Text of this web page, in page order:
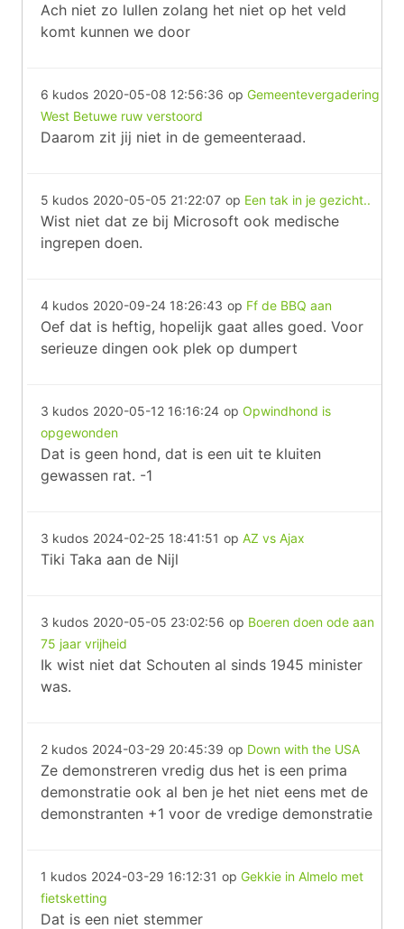
Ach niet zo lullen zolang het niet op het veld
komt kunnen we door
6 kudos 2020-05-08 12:56:36 op Gemeentevergadering
West Betuwe ruw verstoord
Daarom zit jij niet in de gemeenteraad.
5 kudos 2020-05-05 21:22:07 op Een tak in je gezicht..
Wist niet dat ze bij Microsoft ook medische
ingrepen doen.
4 kudos 2020-09-24 18:26:43 op Ff de BBQ aan
Oef dat is heftig, hopelijk gaat alles goed. Voor
serieuze dingen ook plek op dumpert
3 kudos 2020-05-12 16:16:24 op Opwindhond is
opgewonden
Dat is geen hond, dat is een uit te kluiten
gewassen rat. -1
3 kudos 2024-02-25 18:41:51 op AZ vs Ajax
Tiki Taka aan de Nijl
3 kudos 2020-05-05 23:02:56 op Boeren doen ode aan
75 jaar vrijheid
Ik wist niet dat Schouten al sinds 1945 minister
was.
2 kudos 2024-03-29 20:45:39 op Down with the USA
Ze demonstreren vredig dus het is een prima
demonstratie ook al ben je het niet eens met de
demonstranten +1 voor de vredige demonstratie
1 kudos 2024-03-29 16:12:31 op Gekkie in Almelo met
fietsketting
Dat is een niet stemmer